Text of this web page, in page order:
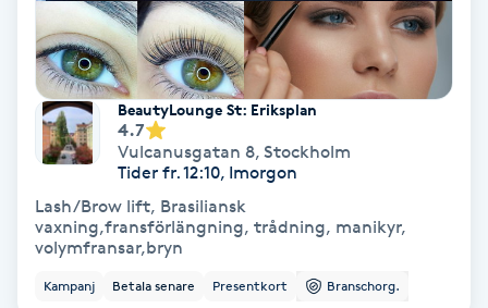
Radiofrekvens
Rakning
Reflexologi
BeautyLounge St: Eriksplan
4.7
Vulcanusgatan 8, Stockholm
Tider fr. 12:10, Imorgon
Lash/Brow lift, Brasiliansk
vaxning,fransförlängning, trådning, manikyr,
volymfransar,bryn
Kampanj Betala senare Presentkort Branschorg.